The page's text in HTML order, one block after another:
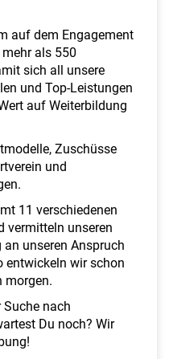
auf dem Engagement
als 550
sich all unsere
und Top-Leistungen
auf Weiterbildung
Zuschüsse
und
11 verschiedenen
vermitteln unseren
unseren Anspruch
entwickeln wir schon
morgen.
nach
Du noch? Wir